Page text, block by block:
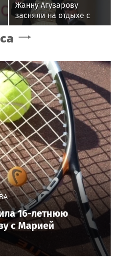
Жанну Агузарову
засняли на отдыхе с
22‑летним другом
16-летнюю
с Марией